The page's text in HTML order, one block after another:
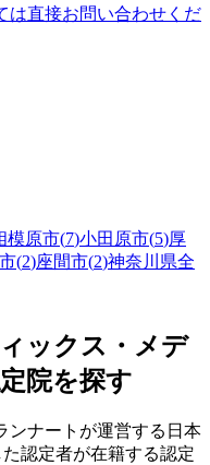
は直接お問い合わせくだ
模原市(7)小田原市(5)厚
(2)座間市(2)神奈川県全
ックス・メデ
院を探す
ンナートが運営する日本
認定者が在籍する認定